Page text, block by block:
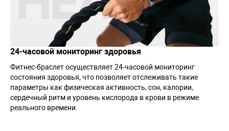
24-часовой мониторинг здоровья
Фитнес-браслет осуществляет 24-часовой мониторинг
состояния здоровья, что позволяет отслеживать такие
параметры как физическая активность, сон, калории,
сердечный ритм и уровень кислорода в крови в режиме
реального времени.